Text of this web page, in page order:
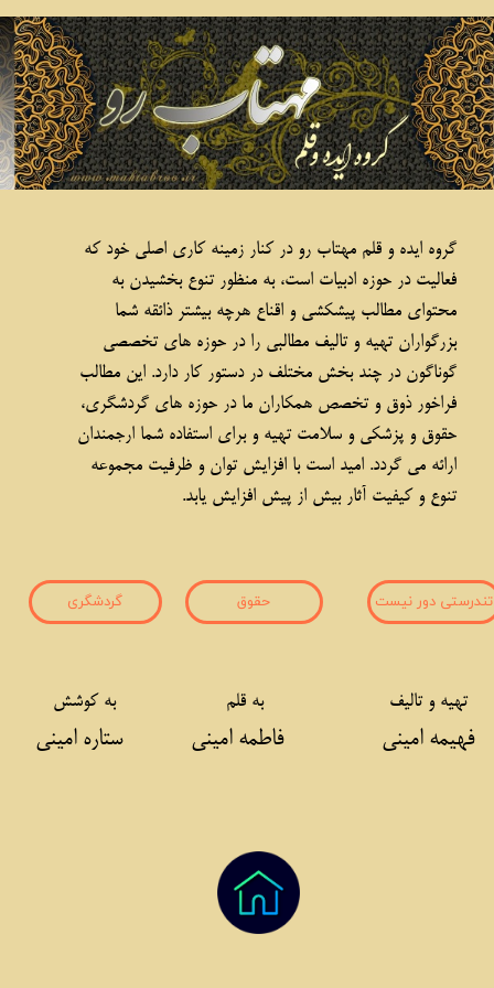
خاک‌انداز، خاک‌انداز تا اورست...!
۱ ۲ بعدی
گروه ایده و قلم مهتاب رو در کنار زمینه کاری اصلی خود که
فعالیت در حوزه ادبیات است، به منظور تنوع بخشیدن به
محتوای مطالب پیشکشی و اقناع هرچه بیشتر ذائقه شما
بزرگواران تهیه و تالیف مطالبی را در حوزه های تخصصی
گوناگون در چند بخش مختلف در دستور کار دارد. این مطالب
فراخور ذوق و تخصص همکاران ما در حوزه های گردشگری،
حقوق و پزشکی و سلامت تهیه و برای استفاده شما ارجمندان
ارائه می گردد. امید است با افزایش توان و ظرفیت مجموعه
تنوع و کیفیت آثار بیش از پیش افزایش یابد.
تندرستی دور نیست گردشگری حقوق
تهیه و تالیف
امینی
به کوشش
ستاره امینی
به قلم
فاطمه امینی